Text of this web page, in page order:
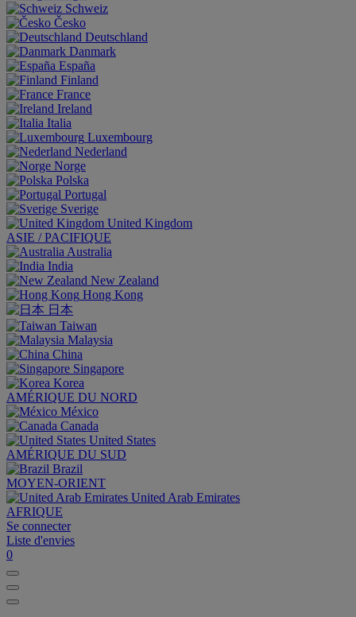
Schweiz
Česko
Deutschland
Danmark
España
Finland
France
Ireland
Italia
Luxembourg
Nederland
Norge
Polska
Portugal
Sverige
United Kingdom
ASIE / PACIFIQUE
Australia
India
New Zealand
Hong Kong
日本
Taiwan
Malaysia
China
Singapore
Korea
AMÉRIQUE DU NORD
México
Canada
United States
AMÉRIQUE DU SUD
Brazil
MOYEN-ORIENT
United Arab Emirates
AFRIQUE
Se connecter
Liste d'envies
0